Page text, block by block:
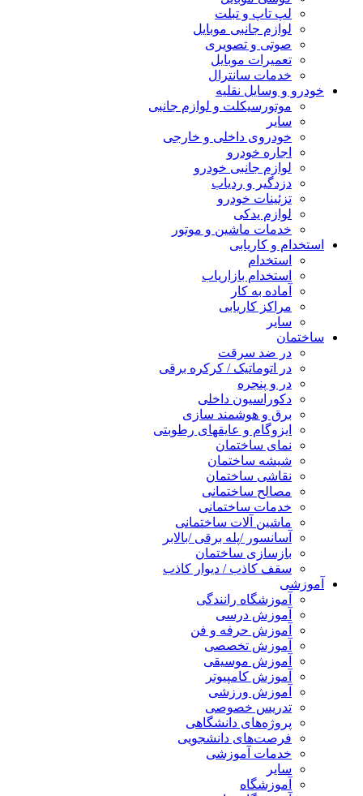
لپ تاپ و تبلت
لوازم جانبی موبایل
صوتی و تصویری
تعمیرات موبایل
خدمات سانترال
خودرو و وسایل نقلیه
موتورسیکلت و لوازم جانبی
سایر
خودروی داخلی و خارجی
اجاره خودرو
لوازم جانبی خودرو
دزدگیر و ردیاب
تزئینات خودرو
لوازم یدکی
خدمات ماشین و موتور
استخدام و کاریابی
استخدام
استخدام بازاریاب
آماده به کار
مراکز کاریابی
سایر
ساختمان
در ضد سرقت
در اتوماتیک / کرکره برقی
در و پنجره
دکوراسیون داخلی
برق و هوشمند سازی
ایزوگام و عایقهای رطوبتی
نمای ساختمان
شیشه ساختمان
نقاشی ساختمان
مصالح ساختمانی
خدمات ساختمانی
ماشین آلات ساختمانی
آسانسور /پله برقی /بالابر
بازسازی ساختمان
سقف کاذب / دیوار کاذب
آموزشی
آموزشگاه رانندگی
آموزش درسی
آموزش حرفه و فن
آموزش تخصصی
آموزش موسیقی
آموزش کامپیوتر
آموزش ورزشی
تدریس خصوصی
پروژه‌های دانشگاهی
فرصت‌های دانشجویی
خدمات آموزشی
سایر
آموزشگاه